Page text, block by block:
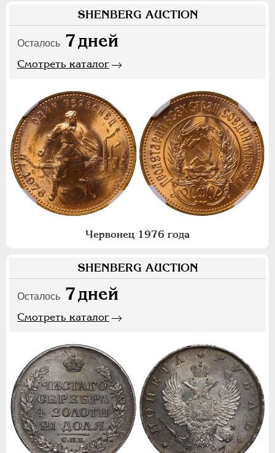
SHENBERG AUCTION
Осталось 7дней
Смотреть каталог
Червонец 1976 года
SHENBERG AUCTION
Осталось 7дней
Смотреть каталог